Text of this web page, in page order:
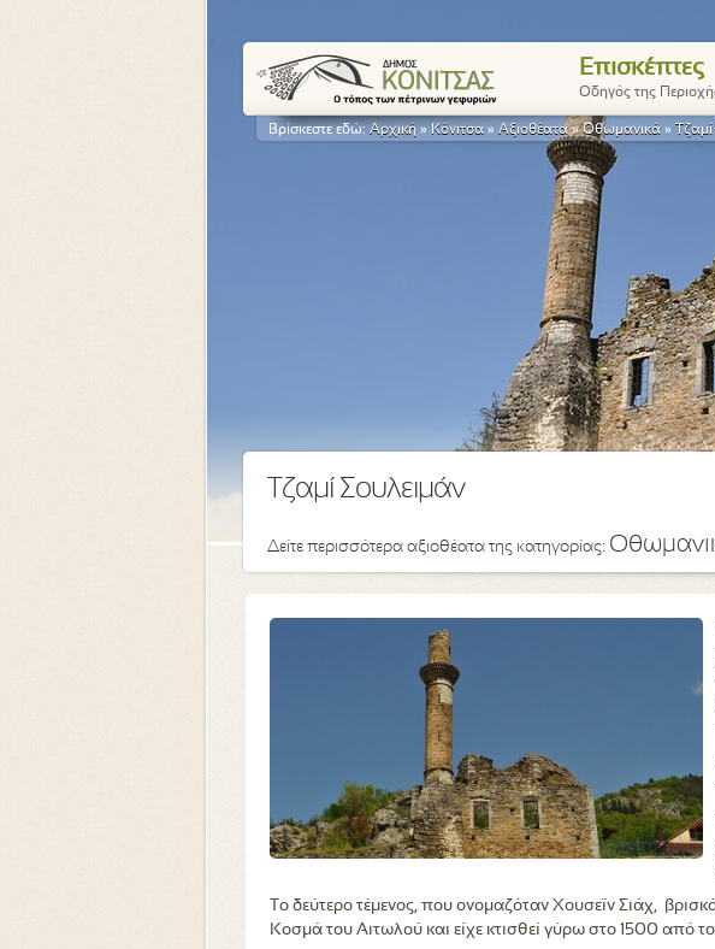
Επισκέπτες
Οδηγός της
Βρίσκεστε εδώ: Αρχική » Κόνιτσα » Αξιοθέατα»Οθωμανικά »
Τζαμί Σουλειμάν
Δείτε περισσότερα αξιοθέατα της κατηγορίας:
Το δεύτερο τέμενος, που ονομαζόταν Χουσεϊν Σιάχ,
Κοσμά του Αιτωλού και είχε κτισθεί γύρω στο 1500 από